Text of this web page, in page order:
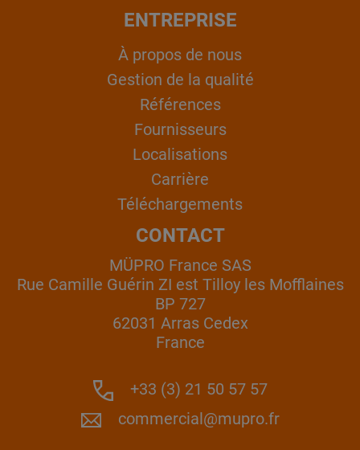
ENTREPRISE
À propos de nous
Gestion de la qualité
Références
Fournisseurs
Localisations
Carrière
Téléchargements
CONTACT
MÜPRO France SAS
Rue Camille Guérin ZI est Tilloy les Mofflaines
BP 727
62031 Arras Cedex
France
+33 (3) 21 50 57 57
commercial@mupro.fr